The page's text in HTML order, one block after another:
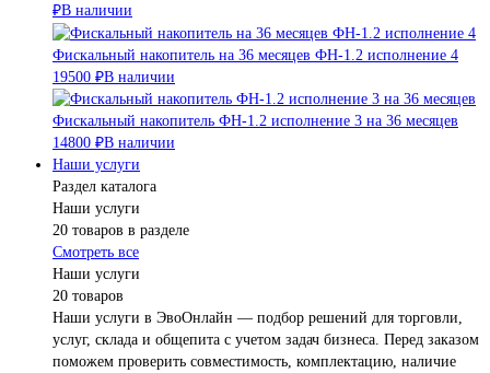
₽В наличии
Фискальный накопитель на 36 месяцев ФН-1.2 исполнение 4
19500 ₽В наличии
Фискальный накопитель ФН-1.2 исполнение 3 на 36 месяцев
14800 ₽В наличии
Наши услуги
Раздел каталога
Наши услуги
20 товаров в разделе
Смотреть все
Наши услуги
20 товаров
Наши услуги в ЭвоОнлайн — подбор решений для торговли,
услуг, склада и общепита с учетом задач бизнеса. Перед заказом
поможем проверить совместимость, комплектацию, наличие